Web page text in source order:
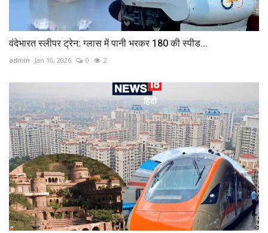
वंदेभारत स्‍लीपर ट्रेन: ग्‍लास में पानी भरकर 180 की स्‍पीड...
admin Jan 10, 2026 0 2